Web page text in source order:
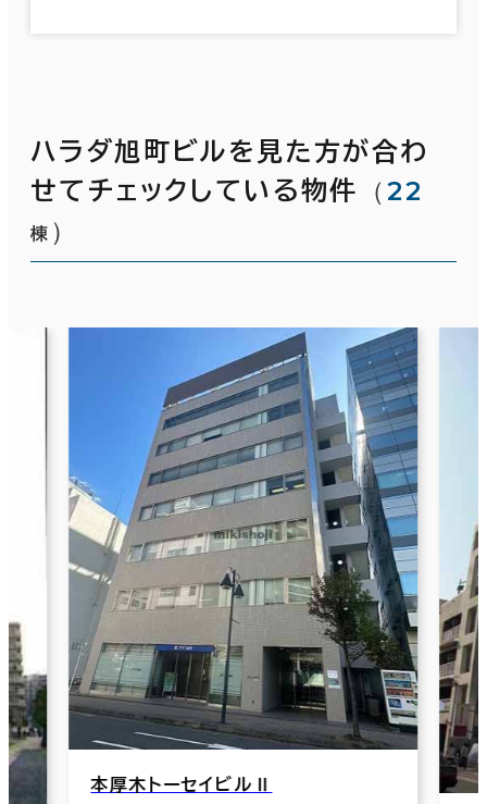
ハラダ旭町ビルを見た方が合わ
せてチェックしている物件
（22
棟 ）
ビルⅡ